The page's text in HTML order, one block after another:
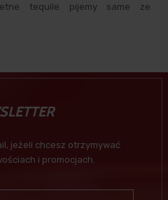
tequile pijemy same ze
jeżeli chcesz otrzymywać
i promocjach.